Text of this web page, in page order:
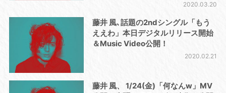
2020.03.20
藤井 風､話題の2ndシングル「もう
ええわ」本日デジタルリリース開始
＆Music Video公開！
2020.02.21
藤井 風、 1/24(金)「何なんw」MV